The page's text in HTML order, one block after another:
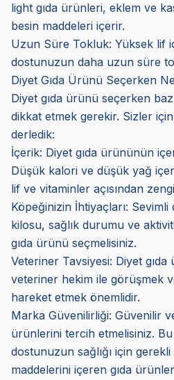
light gıda ürünleri, eklem ve
besin maddeleri içerir.
Uzun Süre Tokluk: Yüksek lif
dostunuzun daha uzun süre
Diyet Gıda Ürünü Seçerken
Diyet gıda ürünü seçerken
dikkat etmek gerekir. Sizler için
derledik:
İçerik: Diyet gıda ürününün
Düşük kalori ve düşük yağ
lif ve vitaminler açısından
Köpeğinizin İhtiyaçları: Sevimli
kilosu, sağlık durumu ve
gıda ürünü seçmelisiniz.
Veteriner Tavsiyesi: Diyet
veteriner hekim ile görüşmek
hareket etmek önemlidir.
Marka Güvenilirliği: Güvenilir
ürünlerini tercih etmelisiniz.
dostunuzun sağlığı için
maddelerini içeren gıda